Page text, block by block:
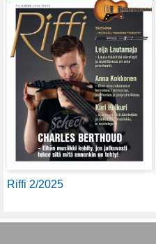
Riffi 2/2025